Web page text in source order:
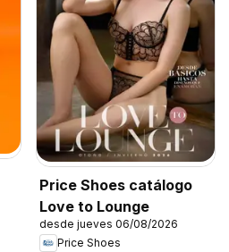
Price Shoes catálogo
Love to Lounge
desde jueves 06/08/2026
Price Shoes